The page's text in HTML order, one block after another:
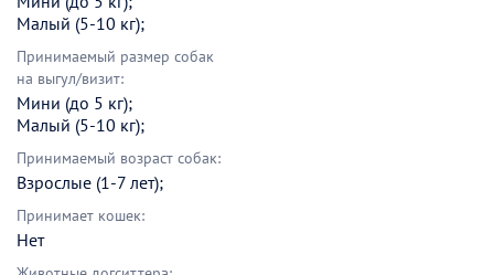
Малый (5-10 кг);
Принимаемый размер собак
на выгул/визит:
Мини (до 5 кг);
Малый (5-10 кг);
Принимаемый возраст собак:
Взрослые (1-7 лет);
Принимает кошек:
Нет